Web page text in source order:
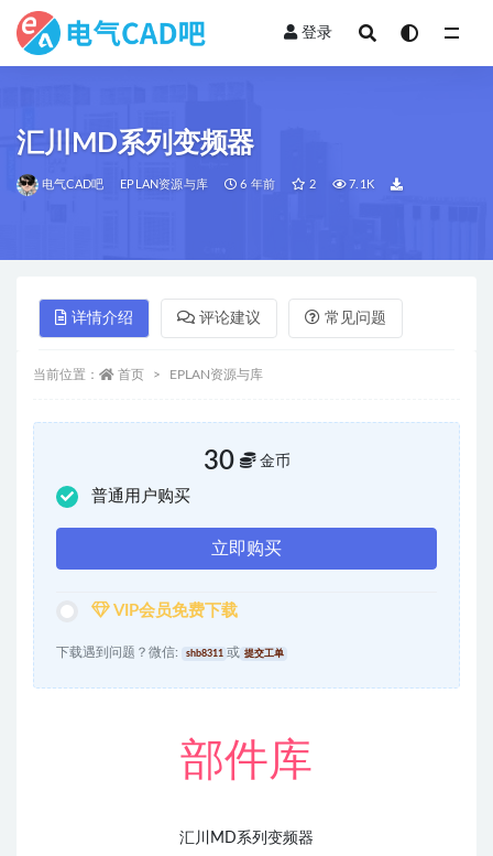
登录
汇川MD系列变频器
电气CAD吧 EPLAN资源与库 6 年前 2 7.1K
详情介绍 评论建议 常见问题
当前位置： 首页 EPLAN资源与库
30 金币
普通用户购买
立即购买
VIP会员免费下载
下载遇到问题？微信: shb8311 或 提交工单
部件库
汇川MD系列变频器